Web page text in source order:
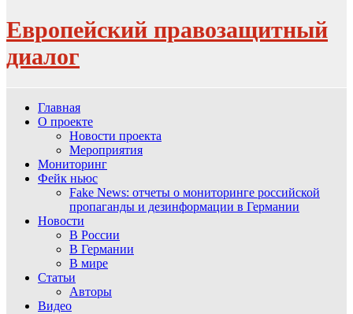
Европейский правозащитный
диалог
Главная
О проекте
Новости проекта
Мероприятия
Мониторинг
Фейк ньюс
Fake News: отчеты о мониторинге российской
пропаганды и дезинформации в Германии
Новости
В России
В Германии
В мире
Статьи
Авторы
Видео